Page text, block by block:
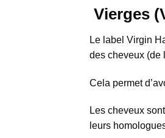
Vierges
Le label Virgin
des cheveux (de
Cela permet
Les cheveux
leurs